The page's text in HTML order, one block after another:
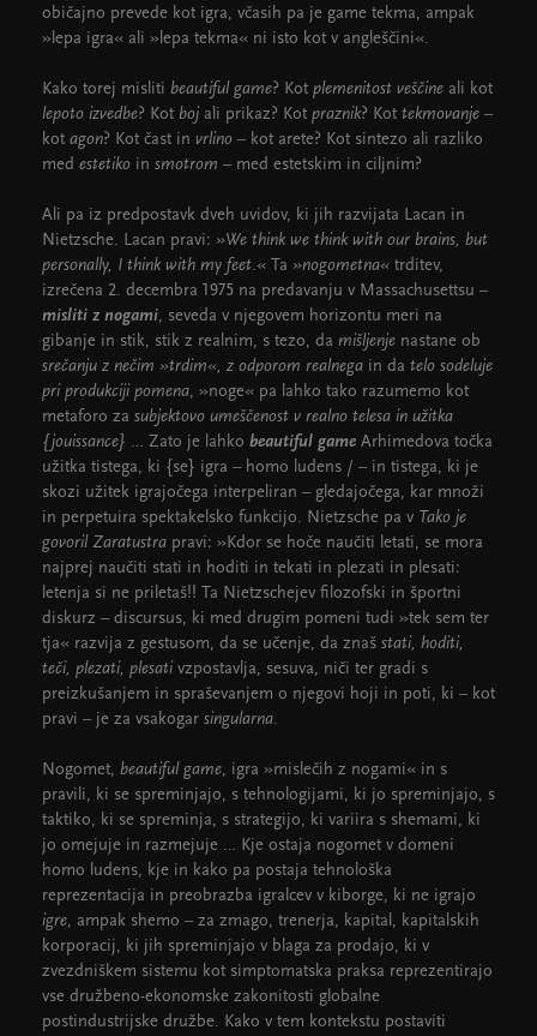
običajno prevede kot igra, včasih pa je game tekma, ampak
»lepa igra« ali »lepa tekma« ni isto kot v angleščini«.
Kako torej misliti beautiful game? Kot plemenitost veščine ali kot
lepoto izvedbe? Kot boj ali prikaz? Kot praznik? Kot tekmovanje –
kot agon? Kot čast in vrlino – kot arete? Kot sintezo ali razliko
med estetiko in smotrom – med estetskim in ciljnim?
Ali pa iz predpostavk dveh uvidov, ki jih razvijata Lacan in
Nietzsche. Lacan pravi: »We think we think with our brains, but
personally, I think with my feet.« Ta »nogometna« trditev,
izrečena 2. decembra 1975 na predavanju v Massachusettsu –
misliti z nogami, seveda v njegovem horizontu meri na
gibanje in stik, stik z realnim, s tezo, da mišljenje nastane ob
srečanju z nečim »trdim«, z odporom realnega in da telo sodeluje
pri produkciji pomena, »noge« pa lahko tako razumemo kot
metaforo za subjektovo umeščenost v realno telesa in užitka
{jouissance} … Zato je lahko beautiful game Arhimedova točka
užitka tistega, ki {se} igra – homo ludens / – in tistega, ki je
skozi užitek igrajočega interpeliran – gledajočega, kar množi
in perpetuira spektakelsko funkcijo. Nietzsche pa v Tako je
govoril Zaratustra pravi: »Kdor se hoče naučiti letati, se mora
najprej naučiti stati in hoditi in tekati in plezati in plesati:
letenja si ne priletaš!! Ta Nietzschejev filozofski in športni
diskurz – discursus, ki med drugim pomeni tudi »tek sem ter
tja« razvija z gestusom, da se učenje, da znaš stati, hoditi,
teči, plezati, plesati vzpostavlja, sesuva, niči ter gradi s
preizkušanjem in spraševanjem o njegovi hoji in poti, ki – kot
pravi – je za vsakogar singularna.
Nogomet, beautiful game, igra »mislečih z nogami« in s
pravili, ki se spreminjajo, s tehnologijami, ki jo spreminjajo, s
taktiko, ki se spreminja, s strategijo, ki variira s shemami, ki
jo omejuje in razmejuje … Kje ostaja nogomet v domeni
homo ludens, kje in kako pa postaja tehnološka
reprezentacija in preobrazba igralcev v kiborge, ki ne igrajo
igre, ampak shemo – za zmago, trenerja, kapital, kapitalskih
korporacij, ki jih spreminjajo v blaga za prodajo, ki v
zvezdniškem sistemu kot simptomatska praksa reprezentirajo
vse družbeno-ekonomske zakonitosti globalne
postindustrijske družbe. Kako v tem kontekstu postaviti